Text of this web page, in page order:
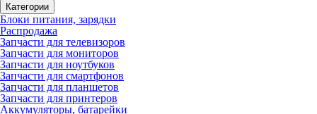
Категории
Блоки питания, зарядки
Распродажа
Запчасти для телевизоров
Запчасти для мониторов
Запчасти для ноутбуков
Запчасти для смартфонов
Запчасти для планшетов
Запчасти для принтеров
Аккумуляторы, батарейки